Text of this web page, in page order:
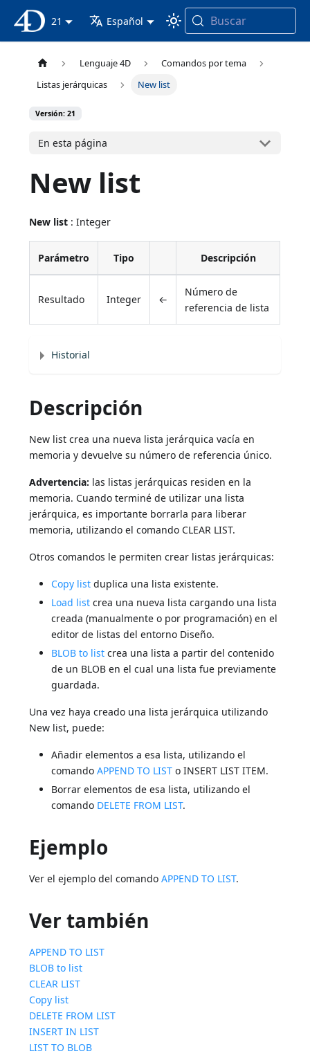
Documentación 4D
21 Español Buscar
Lenguaje 4D
Comandos por tema
Listas jerárquicas
New list
Versión: 21
En esta página
New list
New list : Integer
Parámetro Tipo Descripción
Resultado Integer ←
Número de
referencia de lista
Historial
Descripción
New list crea una nueva lista jerárquica vacía en
memoria y devuelve su número de referencia único.
Advertencia: las listas jerárquicas residen en la
memoria. Cuando terminé de utilizar una lista
jerárquica, es importante borrarla para liberar
memoria, utilizando el comando CLEAR LIST.
Otros comandos le permiten crear listas jerárquicas:
Copy list duplica una lista existente.
Load list crea una nueva lista cargando una lista
creada (manualmente o por programación) en el
editor de listas del entorno Diseño.
BLOB to list crea una lista a partir del contenido
de un BLOB en el cual una lista fue previamente
guardada.
Una vez haya creado una lista jerárquica utilizando
New list, puede:
Añadir elementos a esa lista, utilizando el
comandoAPPEND TO LIST o INSERT LIST ITEM.
Borrar elementos de esa lista, utilizando el
comando DELETE FROM LIST.
Ejemplo
Ver el ejemplo del comandoAPPEND TO LIST.
Ver también
APPEND TO LIST
BLOB to list
CLEAR LIST
Copy list
DELETE FROM LIST
INSERT IN LIST
LIST TO BLOB